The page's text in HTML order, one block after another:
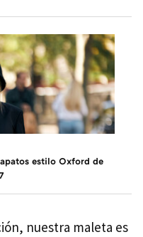
estilo Oxford de
nuestra maleta es